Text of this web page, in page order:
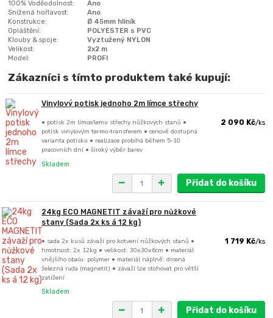
100% Voděodolnost:
Ano
Snížená hořlavost:
Ano
Konstrukce:
Ø 45mm hliník
Opláštění:
POLYESTER s PVC
Klouby & spoje:
Vyztužený NYLON
Velikost:
2x2 m
Model:
PROFI
Zákazníci s tímto produktem také kupují:
Vinylový potisk jednoho 2m límce střechy
• potisk 2m límce/lemu střechy nůžkových stanů •
potisk vinylovým termo-transferem • cenově dostupná
varianta potisku • realizace probíhá během 5-10
pracovních dní • široký výběr barev
2 090 Kč/ks
Skladem
Přidat do košíku
24kg ECO MAGNETIT závaží pro nůžkové
stany (Sada 2x ks á 12 kg)
• sada 2x kusů závaží pro kotvení nůžkových stanů •
hmotnost: 2x 12kg • velikost: 30x30x6cm • materiál
vnějšího obalu: polymer • materiál náplně: drcená
železná ruda (magnetit) • závaží lze stohovat pro větší
zatížení
1 719 Kč/ks
Skladem
Přidat do košíku